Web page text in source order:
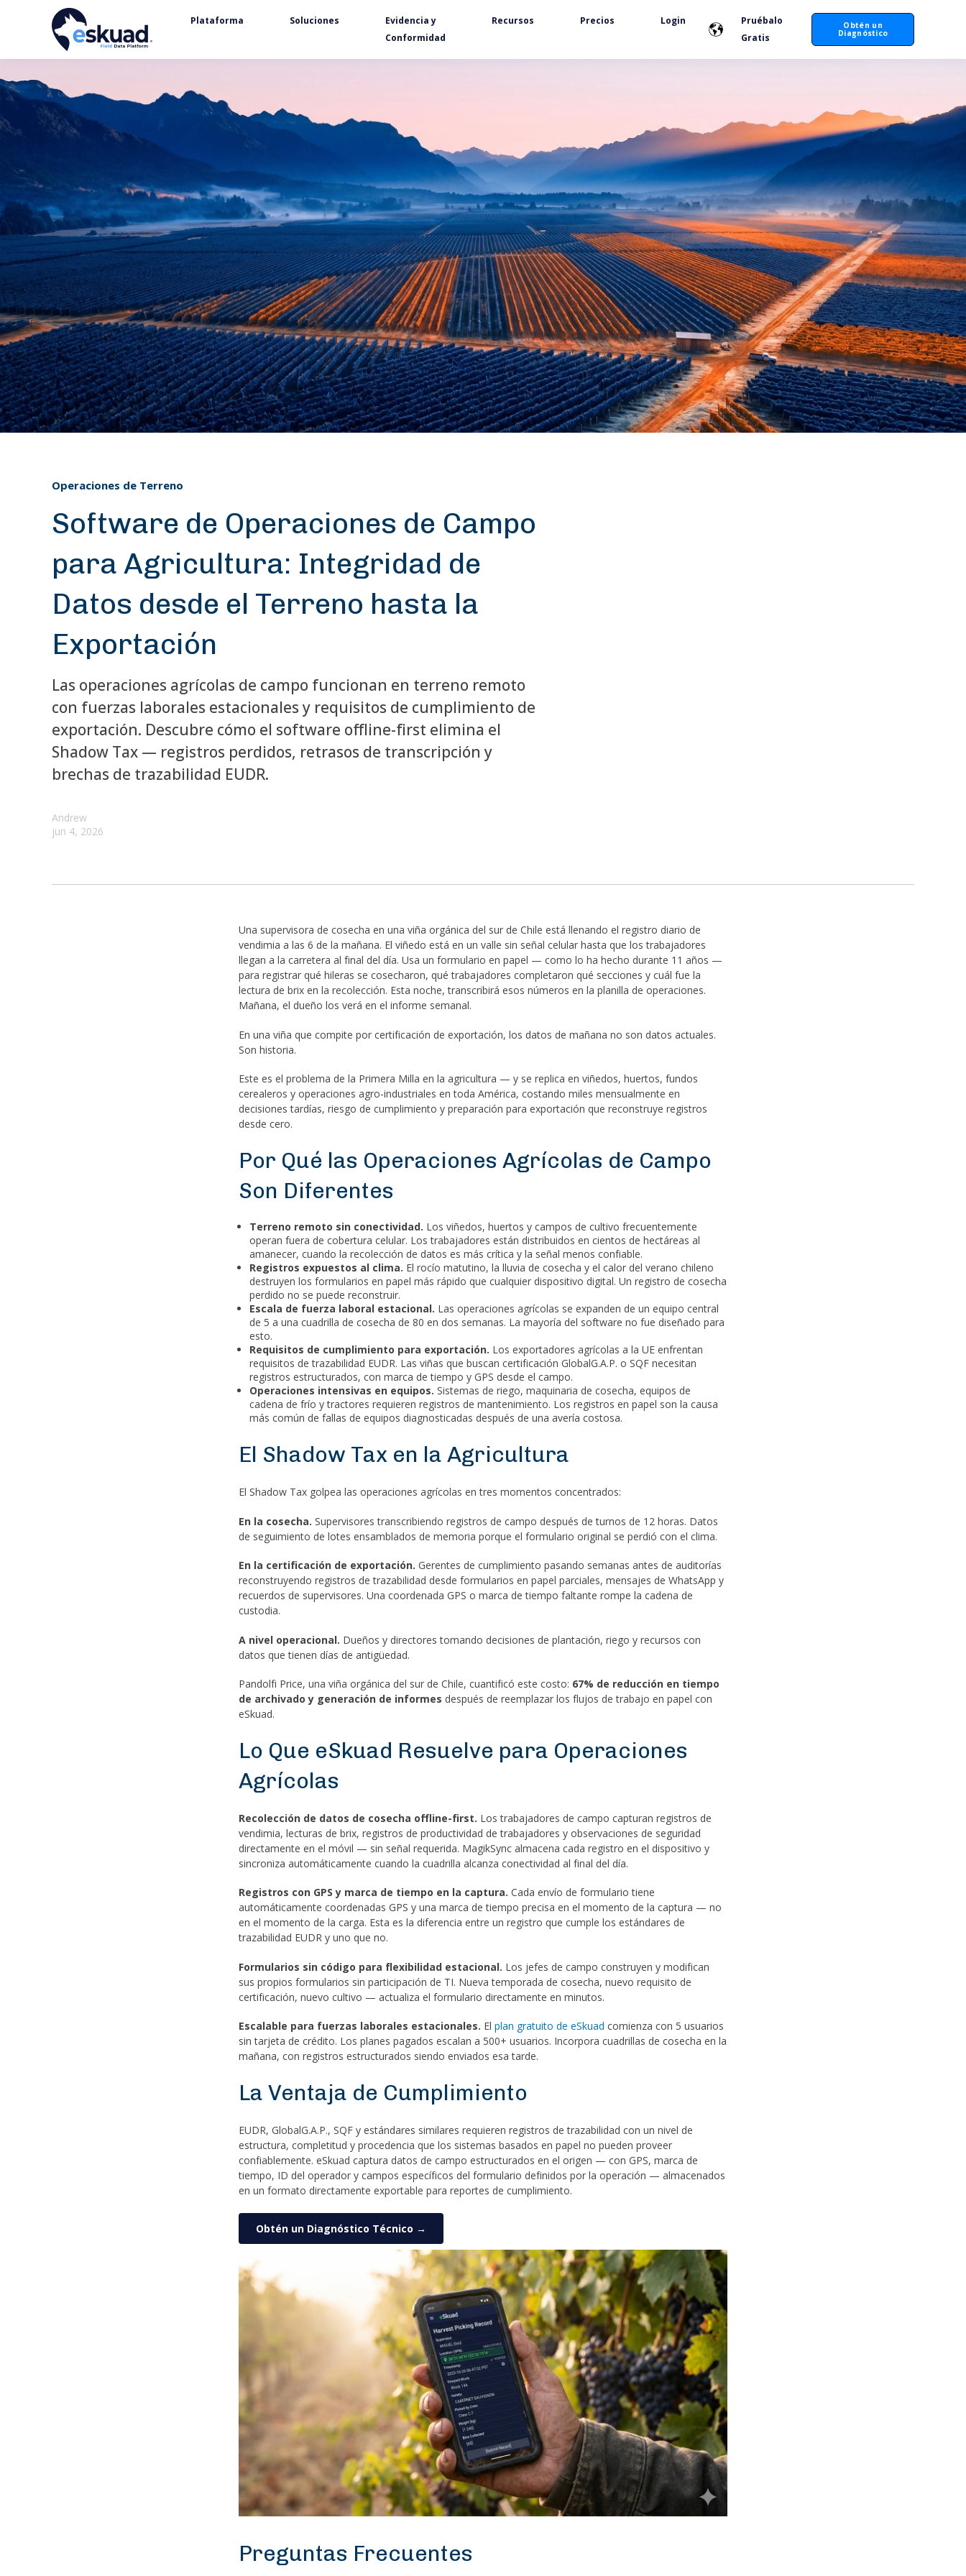
Plataforma Soluciones
Evidencia y
Conformidad
Recursos Precios Login
Pruébalo
Gratis
Obtén un
Diagnóstico
Operaciones de Terreno
Software de Operaciones de Campo
para Agricultura: Integridad de
Datos desde el Terreno hasta la
Exportación
Las operaciones agrícolas de campo funcionan en terreno remoto
con fuerzas laborales estacionales y requisitos de cumplimiento de
exportación. Descubre cómo el software offline-first elimina el
Shadow Tax — registros perdidos, retrasos de transcripción y
brechas de trazabilidad EUDR.
Andrew
jun 4, 2026
Una supervisora de cosecha en una viña orgánica del sur de Chile está llenando el registro diario de
vendimia a las 6 de la mañana. El viñedo está en un valle sin señal celular hasta que los trabajadores
llegan a la carretera al final del día. Usa un formulario en papel — como lo ha hecho durante 11 años —
para registrar qué hileras se cosecharon, qué trabajadores completaron qué secciones y cuál fue la
lectura de brix en la recolección. Esta noche, transcribirá esos números en la planilla de operaciones.
Mañana, el dueño los verá en el informe semanal.
En una viña que compite por certificación de exportación, los datos de mañana no son datos actuales.
Son historia.
Este es el problema de la Primera Milla en la agricultura — y se replica en viñedos, huertos, fundos
cerealeros y operaciones agro-industriales en toda América, costando miles mensualmente en
decisiones tardías, riesgo de cumplimiento y preparación para exportación que reconstruye registros
desde cero.
Por Qué las Operaciones Agrícolas de Campo
Son Diferentes
Terreno remoto sin conectividad. Los viñedos, huertos y campos de cultivo frecuentemente
operan fuera de cobertura celular. Los trabajadores están distribuidos en cientos de hectáreas al
amanecer, cuando la recolección de datos es más crítica y la señal menos confiable.
Registros expuestos al clima. El rocío matutino, la lluvia de cosecha y el calor del verano chileno
destruyen los formularios en papel más rápido que cualquier dispositivo digital. Un registro de cosecha
perdido no se puede reconstruir.
Escala de fuerza laboral estacional. Las operaciones agrícolas se expanden de un equipo central
de 5 a una cuadrilla de cosecha de 80 en dos semanas. La mayoría del software no fue diseñado para
esto.
Requisitos de cumplimiento para exportación. Los exportadores agrícolas a la UE enfrentan
requisitos de trazabilidad EUDR. Las viñas que buscan certificación GlobalG.A.P. o SQF necesitan
registros estructurados, con marca de tiempo y GPS desde el campo.
Operaciones intensivas en equipos. Sistemas de riego, maquinaria de cosecha, equipos de
cadena de frío y tractores requieren registros de mantenimiento. Los registros en papel son la causa
más común de fallas de equipos diagnosticadas después de una avería costosa.
El Shadow Tax en la Agricultura
El Shadow Tax golpea las operaciones agrícolas en tres momentos concentrados:
En la cosecha. Supervisores transcribiendo registros de campo después de turnos de 12 horas. Datos
de seguimiento de lotes ensamblados de memoria porque el formulario original se perdió con el clima.
En la certificación de exportación. Gerentes de cumplimiento pasando semanas antes de auditorías
reconstruyendo registros de trazabilidad desde formularios en papel parciales, mensajes de WhatsApp y
recuerdos de supervisores. Una coordenada GPS o marca de tiempo faltante rompe la cadena de
custodia.
A nivel operacional. Dueños y directores tomando decisiones de plantación, riego y recursos con
datos que tienen días de antigüedad.
Pandolfi Price, una viña orgánica del sur de Chile, cuantificó este costo: 67% de reducción en tiempo
de archivado y generación de informes después de reemplazar los flujos de trabajo en papel con
eSkuad.
Lo Que eSkuad Resuelve para Operaciones
Agrícolas
Recolección de datos de cosecha offline-first. Los trabajadores de campo capturan registros de
vendimia, lecturas de brix, registros de productividad de trabajadores y observaciones de seguridad
directamente en el móvil — sin señal requerida. MagikSync almacena cada registro en el dispositivo y
sincroniza automáticamente cuando la cuadrilla alcanza conectividad al final del día.
Registros con GPS y marca de tiempo en la captura. Cada envío de formulario tiene
automáticamente coordenadas GPS y una marca de tiempo precisa en el momento de la captura — no
en el momento de la carga. Esta es la diferencia entre un registro que cumple los estándares de
trazabilidad EUDR y uno que no.
Formularios sin código para flexibilidad estacional. Los jefes de campo construyen y modifican
sus propios formularios sin participación de TI. Nueva temporada de cosecha, nuevo requisito de
certificación, nuevo cultivo — actualiza el formulario directamente en minutos.
Escalable para fuerzas laborales estacionales. El plan gratuito de eSkuad comienza con 5 usuarios
sin tarjeta de crédito. Los planes pagados escalan a 500+ usuarios. Incorpora cuadrillas de cosecha en la
mañana, con registros estructurados siendo enviados esa tarde.
La Ventaja de Cumplimiento
EUDR, GlobalG.A.P., SQF y estándares similares requieren registros de trazabilidad con un nivel de
estructura, completitud y procedencia que los sistemas basados en papel no pueden proveer
confiablemente. eSkuad captura datos de campo estructurados en el origen — con GPS, marca de
tiempo, ID del operador y campos específicos del formulario definidos por la operación — almacenados
en un formato directamente exportable para reportes de cumplimiento.
Obtén un Diagnóstico Técnico →
Preguntas Frecuentes